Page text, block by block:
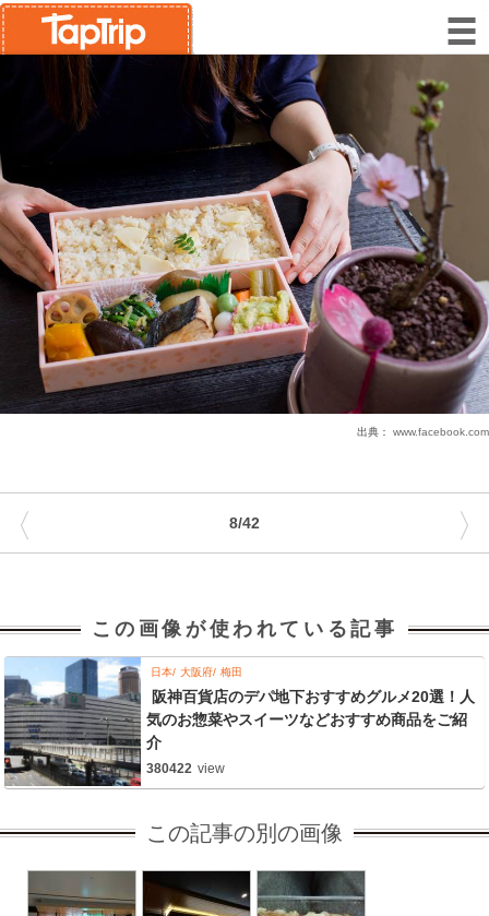
出典： www.facebook.com
8/42
〈 〉
この画像が使われている記事
日本 大阪府 梅田
阪神百貨店のデパ地下おすすめグルメ20選！人
気のお惣菜やスイーツなどおすすめ商品をご紹
介
380422 view
この記事の別の画像